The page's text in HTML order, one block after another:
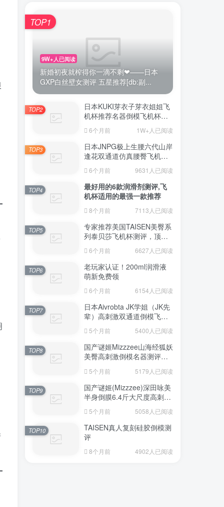
9W+人已阅读
新婚初夜就榨得你一滴不剩❤——日本
GXP白丝壁女测评 五星推荐[db:副...
TOP1
日本KUKI芽衣子芽衣姐姐飞
机杯推荐名器倒模飞机杯测
6个月前 1W+人已阅读
TOP2
日本JNPG极上生腰六代山岸
逢花双通道仿真腰臀飞机杯
致真实感的资深玩家
6个月前 9631人已阅读
TOP3
最好用的6款润滑剂测评,飞
机杯适用的最强一款推荐
8个月前 7113人已阅读
TOP4
专家推荐美国TAISEN美臀系
列泰贝莎飞机杯测评，顶级
品质带来极致享受!
6个月前 6627人已阅读
TOP5
老玩家认证！200ml润滑液
萌新免费领
6个月前 6154人已阅读
TOP6
日本Aivrobta JK学姐（JK先
辈）高刺激双通道倒模飞机
杯深度测评报告
5个月前 5400人已阅读
TOP7
国产谜姬Mizzzee山海经狐妖
美臀高刺激倒模名器测评报
5个月前 5179人已阅读
TOP8
国产谜姬(Mizzzee)深田咏美
半身倒膜6.4斤大尺度高刺激
5个月前 5058人已阅读
TOP9
TAISEN真人复刻硅胶倒模测
评
8个月前 4902人已阅读
TOP10